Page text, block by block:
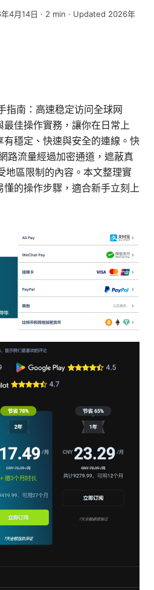
4月14日 · 2 min · Updated 2026年
南：高速稳定访问全球网
佳操作實務，讓你在日常上
穩定、快速與安全的連線。快
路流量經過加密通道，遮蔽真
地區限制的內容。本文整理實
的操作步驟，適合新手立刻上